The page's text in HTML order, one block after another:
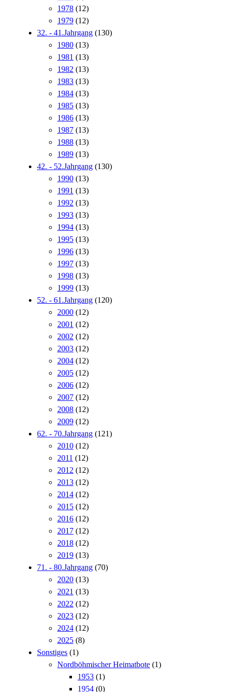
1978 (12)
1979 (12)
32. - 41.Jahrgang (130)
1980 (13)
1981 (13)
1982 (13)
1983 (13)
1984 (13)
1985 (13)
1986 (13)
1987 (13)
1988 (13)
1989 (13)
42. - 52.Jahrgang (130)
1990 (13)
1991 (13)
1992 (13)
1993 (13)
1994 (13)
1995 (13)
1996 (13)
1997 (13)
1998 (13)
1999 (13)
52. - 61.Jahrgang (120)
2000 (12)
2001 (12)
2002 (12)
2003 (12)
2004 (12)
2005 (12)
2006 (12)
2007 (12)
2008 (12)
2009 (12)
62. - 70.Jahrgang (121)
2010 (12)
2011 (12)
2012 (12)
2013 (12)
2014 (12)
2015 (12)
2016 (12)
2017 (12)
2018 (12)
2019 (13)
71. - 80.Jahrgang (70)
2020 (13)
2021 (13)
2022 (12)
2023 (12)
2024 (12)
2025 (8)
Sonstiges (1)
Nordböhmischer Heimatbote (1)
1953 (1)
1954 (0)